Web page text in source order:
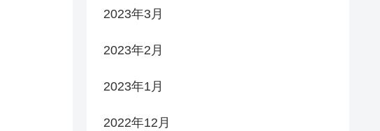
2023年3月
2023年2月
2023年1月
2022年12月